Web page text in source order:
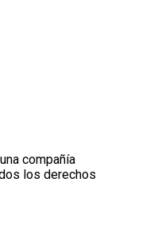
compañía
los derechos